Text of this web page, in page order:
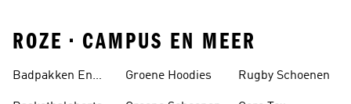
ROZE • CAMPUS EN MEER
Badpakken En
Groene Hoodies Rugby Schoenen